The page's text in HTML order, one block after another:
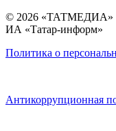
© 2026 «ТАТМЕДИА»
ИА «Татар-информ»
Политика о
Антикоррупционная